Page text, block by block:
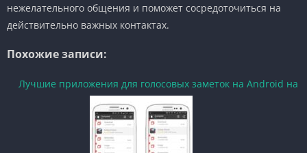
нежелательного общения и поможет сосредоточиться на
действительно важных контактах.
Похожие записи:
Лучшие приложения для голосовых заметок на Android на